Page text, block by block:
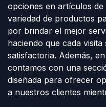
opciones en artículos
variedad de productos
por brindar el mejor
haciendo que cada
satisfactoria. Además,
contamos con una
diseñada para ofrecer
a nuestros clientes